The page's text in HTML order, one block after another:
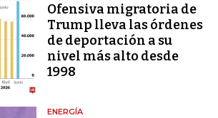
Ofensiva migratoria de
Trump lleva las órdenes
de deportación a su
nivel más alto desde
1998
ENERGÍA